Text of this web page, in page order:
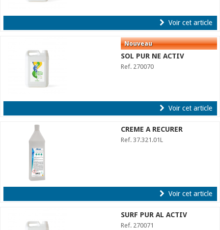
Voir cet article
SOL PUR NE ACTIV
Ref. 270070
Voir cet article
CREME A RECURER
Ref. 37.321.01L
Voir cet article
SURF PUR AL ACTIV
Ref. 270071